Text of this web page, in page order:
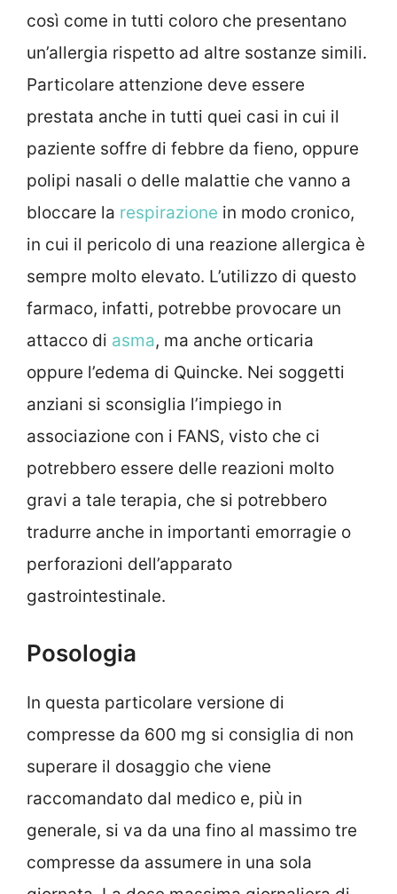
così come in tutti coloro che presentano
un’allergia rispetto ad altre sostanze simili.
Particolare attenzione deve essere
prestata anche in tutti quei casi in cui il
paziente soffre di febbre da fieno, oppure
polipi nasali o delle malattie che vanno a
bloccare la respirazione in modo cronico,
in cui il pericolo di una reazione allergica è
sempre molto elevato. L’utilizzo di questo
farmaco, infatti, potrebbe provocare un
attacco di asma, ma anche orticaria
oppure l’edema di Quincke. Nei soggetti
anziani si sconsiglia l’impiego in
associazione con i FANS, visto che ci
potrebbero essere delle reazioni molto
gravi a tale terapia, che si potrebbero
tradurre anche in importanti emorragie o
perforazioni dell’apparato
gastrointestinale.
Posologia
In questa particolare versione di
compresse da 600 mg si consiglia di non
superare il dosaggio che viene
raccomandato dal medico e, più in
generale, si va da una fino al massimo tre
compresse da assumere in una sola